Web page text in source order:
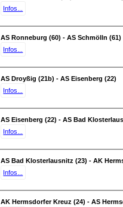
Infos...
AS Ronneburg (60) - AS Schmölln (61)
Infos...
AS Droyßig (21b) - AS Eisenberg (22)
Infos...
AS Eisenberg (22) - AS Bad
Infos...
AS Bad Klosterlausnitz (23) - AK
Infos...
AK Hermsdorfer Kreuz (24) - AS